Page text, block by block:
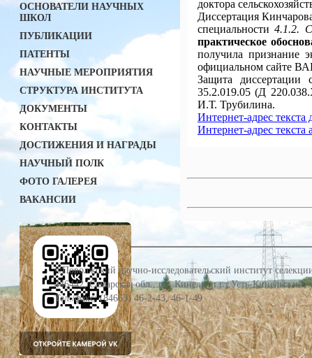
ОСНОВАТЕЛИ НАУЧНЫХ
ШКОЛ
ПУБЛИКАЦИИ
ПАТЕНТЫ
НАУЧНЫЕ МЕРОПРИЯТИЯ
СТРУКТУРА ИНСТИТУТА
ДОКУМЕНТЫ
КОНТАКТЫ
ДОСТИЖЕНИЯ И НАГРАДЫ
НАУЧНЫЙ ПОЛК
ФОТО ГАЛЕРЕЯ
ВАКАНСИИ
доктора
Диссертация
специальности4.1.2.
практическое
получила признание
официальном сайте
Защита диссертации
35.2.019.05 (Д
И.Т. Трубилина.
Интернет-адрес текста
Интернет-адрес текста
©Поволжский научно-исследовательский институт
446442, Самарская обл., г.о. Кинель, п.г.т.Усть-
Тел./факс: (84663) 46-2-43, 46-1-49